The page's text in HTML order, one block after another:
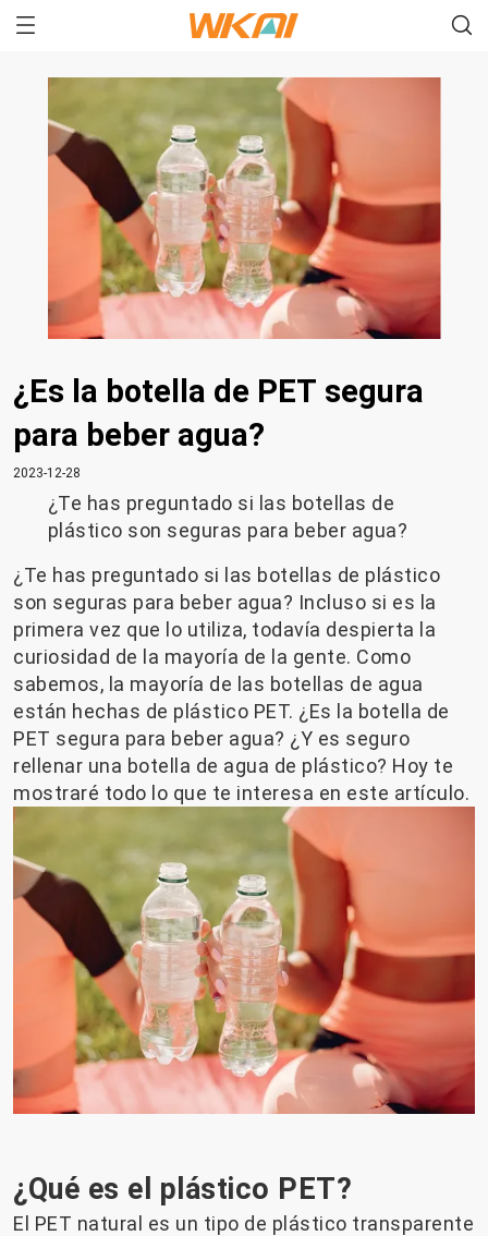
¿Es la botella de PET segura
para beber agua?
2023-12-28
¿Te has preguntado si las botellas de
plástico son seguras para beber agua?
¿Te has preguntado si las botellas de plástico
son seguras para beber agua? Incluso si es la
primera vez que lo utiliza, todavía despierta la
curiosidad de la mayoría de la gente. Como
sabemos, la mayoría de las botellas de agua
están hechas de plástico PET. ¿Es la botella de
PET segura para beber agua? ¿Y es seguro
rellenar una botella de agua de plástico? Hoy te
mostraré todo lo que te interesa en este artículo.
¿Qué es el plástico PET?
El PET natural es un tipo de plástico transparente